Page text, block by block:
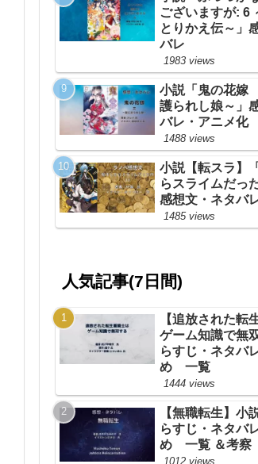
ございますが: 6
とりかえ伝～」
バレ
1983 views
小説「鬼の花嫁
護られし娘～」
バレ・アニメ化
1488 views
小説【転スラ】
らスライムだっ
感想文・ネタバ
1485 views
人気記事(7日間)
【追放された転
ゲーム知識で無
らすじ・ネタバ
め 一覧
1444 views
【無職転生】小
らすじ・ネタバ
め 一覧 ＆考察
1012 views